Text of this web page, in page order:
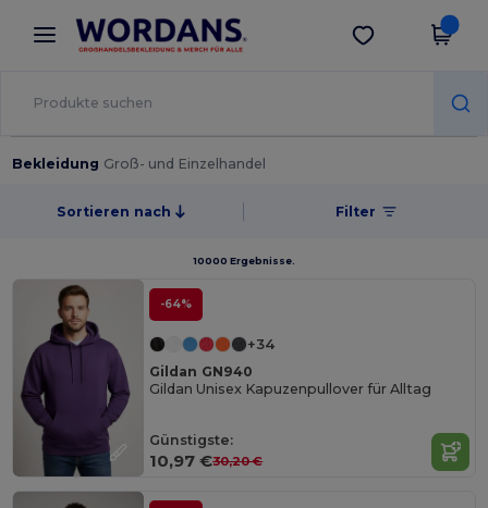
× Wordans App
Bessere Preise in der App!
App holen
Bekleidung Groß- und Einzelhandel
Sortieren nach Filter
10000 Ergebnisse.
-64%
+34
Gildan GN940
Gildan Unisex Kapuzenpullover für Alltag
Günstigste:
10,97 €30,20 €